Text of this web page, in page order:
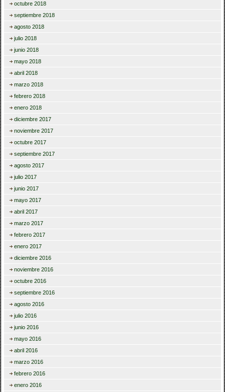
octubre 2018
septiembre 2018
agosto 2018
julio 2018
junio 2018
mayo 2018
abril 2018
marzo 2018
febrero 2018
enero 2018
diciembre 2017
noviembre 2017
octubre 2017
septiembre 2017
agosto 2017
julio 2017
junio 2017
mayo 2017
abril 2017
marzo 2017
febrero 2017
enero 2017
diciembre 2016
noviembre 2016
octubre 2016
septiembre 2016
agosto 2016
julio 2016
junio 2016
mayo 2016
abril 2016
marzo 2016
febrero 2016
enero 2016